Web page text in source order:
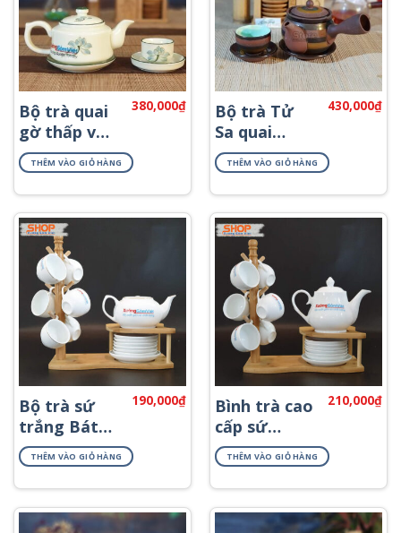
Bộ trà quai
gờ thấp vẽ
sen ATV-09
380,000₫
THÊM VÀO GIỎ HÀNG
Bộ trà Tử
Sa quai
ngang ATS-
69
430,000₫
THÊM VÀO GIỎ HÀNG
Bộ trà sứ
trắng Bát
Tràng chỉ
vàng ATK-
02
190,000₫
THÊM VÀO GIỎ HÀNG
Bình trà cao
cấp sứ
trắng Bát
Tràng AT-55
210,000₫
THÊM VÀO GIỎ HÀNG